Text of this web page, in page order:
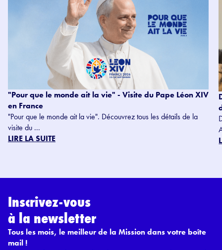
"Pour que le monde ait la vie" - Visite du Pape Léon XIV
en France
"Pour que le monde ait la vie". Découvrez tous les détails de la
visite du ...
LIRE LA SUITE
Inscrivez-vous
à la newsletter
Tous les mois, le meilleur de la Mission dans votre boîte
mail !